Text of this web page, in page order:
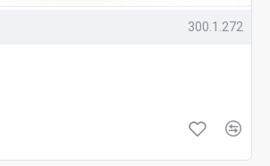
300.1.272